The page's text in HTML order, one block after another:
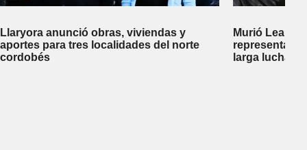
Llaryora anunció obras, viviendas y
aportes para tres localidades del norte
cordobés
Murió
larga lucha